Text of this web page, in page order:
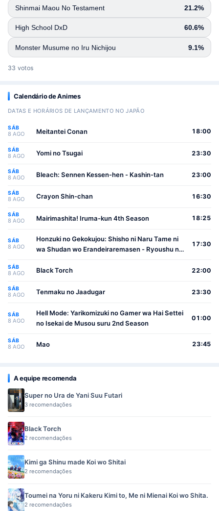
Shinmai Maou No Testament 21.2%
High School DxD 60.6%
Monster Musume no Iru Nichijou 9.1%
33 votos
Calendário de Animes
DATAS E HORÁRIOS DE LANÇAMENTO NO JAPÃO
SÁB
8 AGO Meitantei Conan 18:00
SÁB
8 AGO Yomi no Tsugai 23:30
SÁB
8 AGO Bleach: Sennen Kessen-hen - Kashin-tan 23:00
SÁB
8 AGO Crayon Shin-chan 16:30
SÁB
8 AGO Mairimashita! Iruma-kun 4th Season 18:25
SÁB
8 AGO
Honzuki no Gekokujou: Shisho ni Naru Tame ni
wa Shudan wo Erandeiraremasen - Ryoushu no
17:30
SÁB
8 AGO Black Torch 22:00
SÁB
8 AGO Tenmaku no Jaadugar 23:30
SÁB
8 AGO
Hell Mode: Yarikomizuki no Gamer wa Hai Settei
no Isekai de Musou suru 2nd Season
01:00
SÁB
8 AGO Mao 23:45
A equipe recomenda
Super no Ura de Yani Suu Futari
3 recomendações
Black Torch
2 recomendações
Kimi ga Shinu made Koi wo Shitai
2 recomendações
Toumei na Yoru ni Kakeru Kimi to, Me ni Mienai Koi wo Shita.
2 recomendações